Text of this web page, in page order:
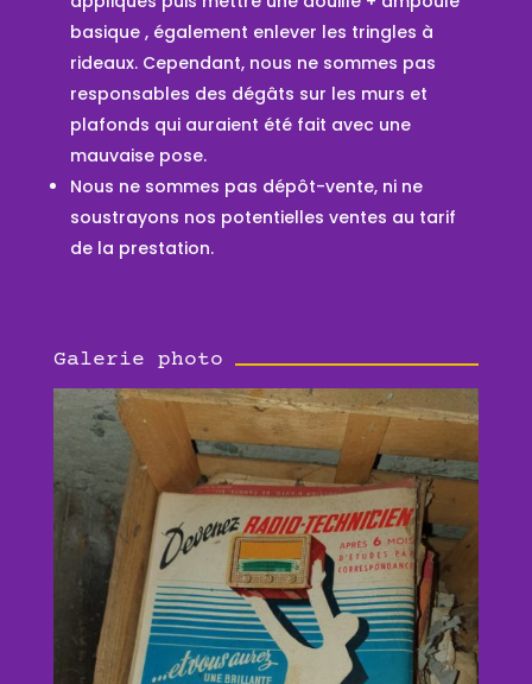
basique , également enlever les tringles à
rideaux. Cependant, nous ne sommes pas
responsables des dégâts sur les murs et
plafonds qui auraient été fait avec une
mauvaise pose.
Nous ne sommes pas dépôt-vente, ni ne
soustrayons nos potentielles ventes au tarif
de la prestation.
Galerie photo